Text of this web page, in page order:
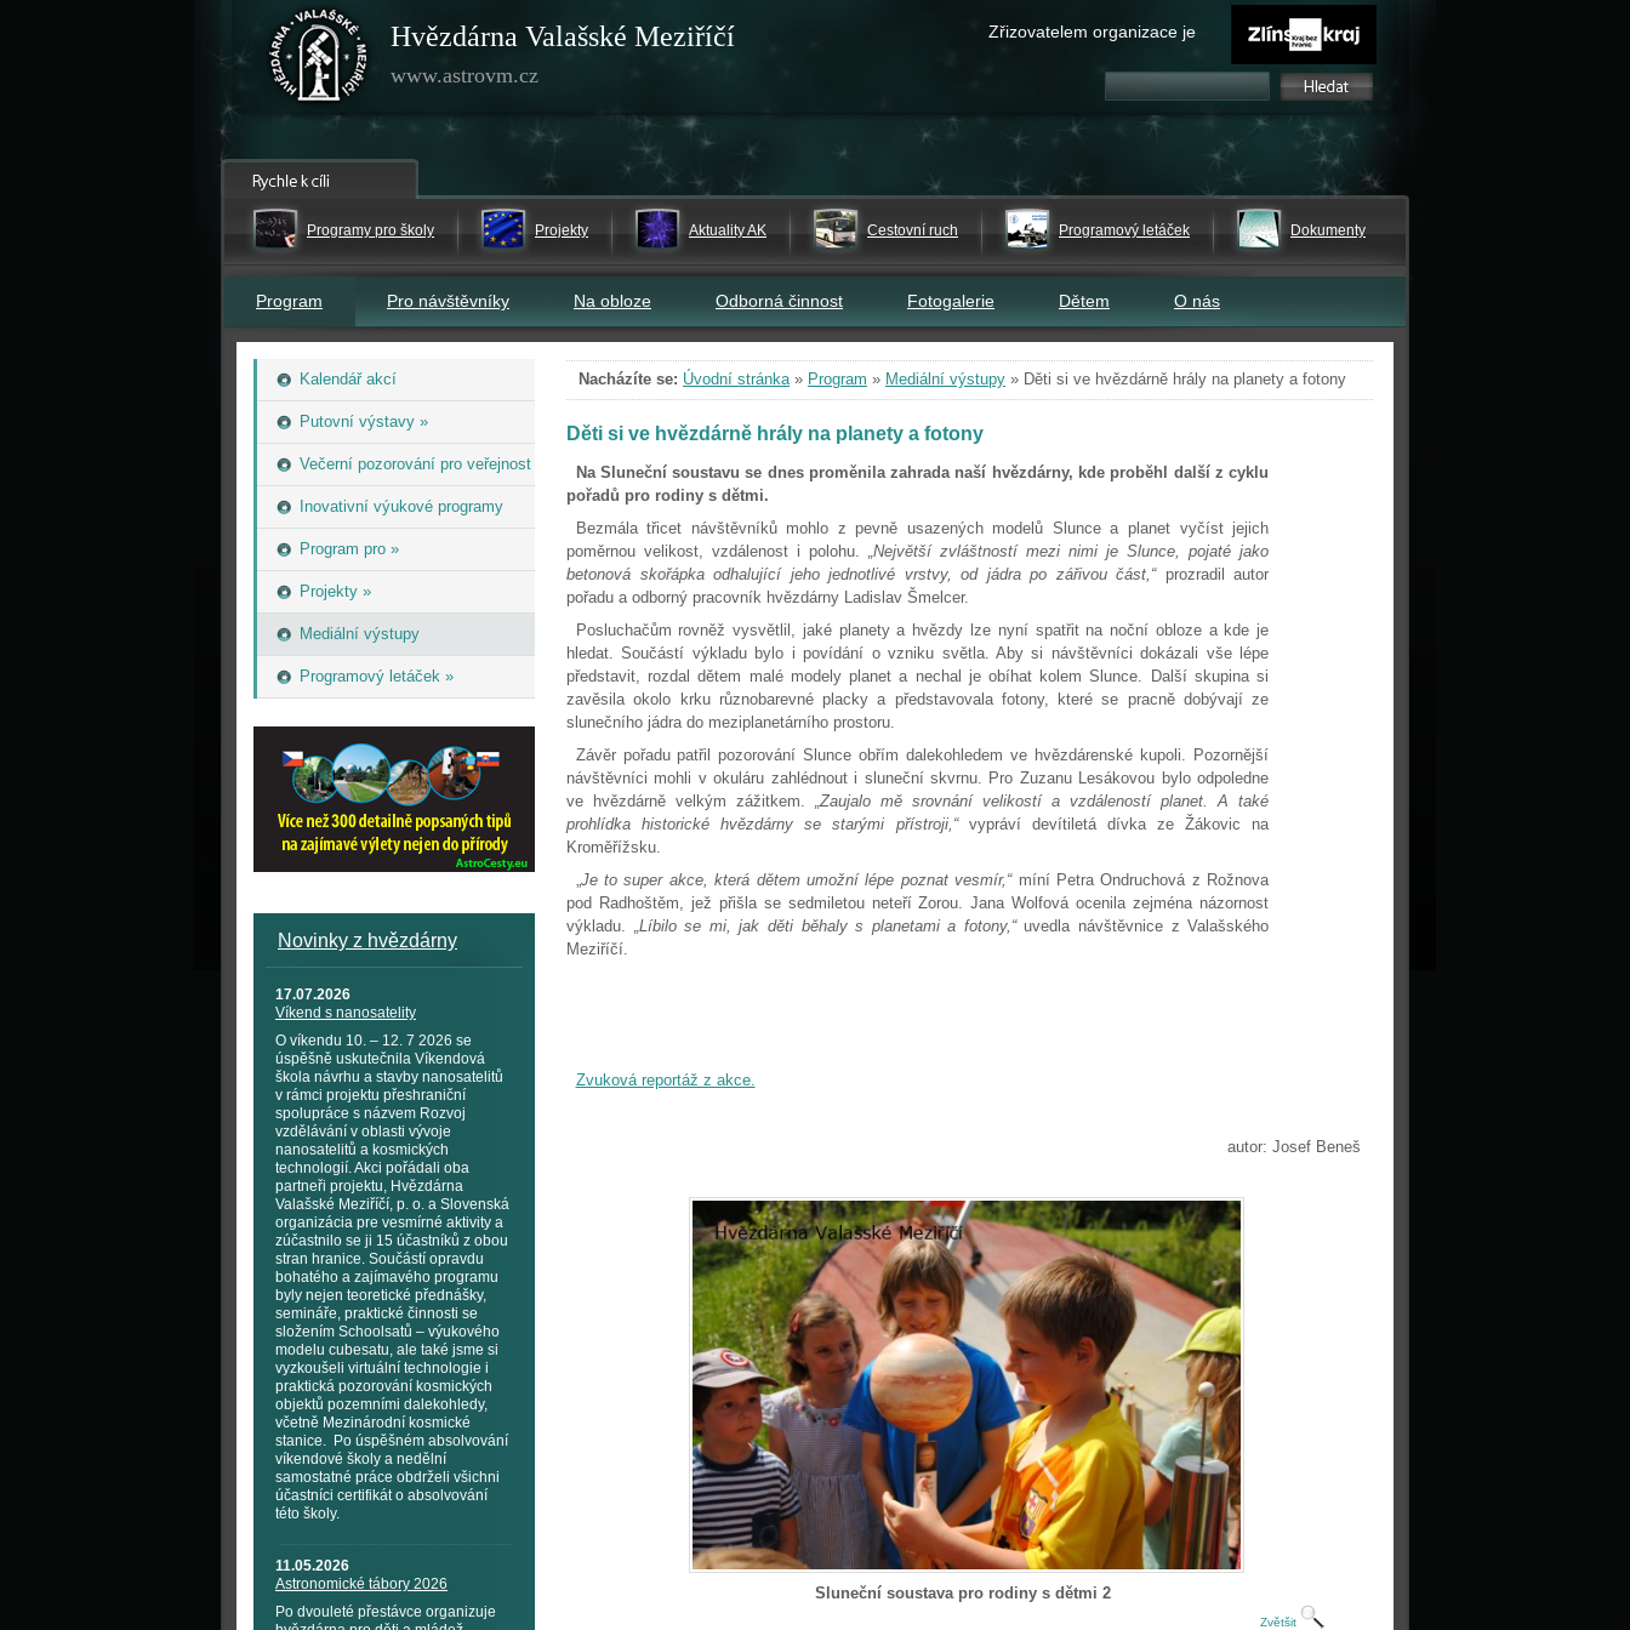
Hvězdárna Valašské Meziříčí
www.astrovm.cz
Zřizovatelem organizace je
Programy pro školy Projekty Aktuality AK Cestovní ruch Programový letáček Dokumenty
Program Pro návštěvníky Na obloze Odborná činnost Fotogalerie Dětem O nás
Kalendář akcí
Putovní výstavy »
Večerní pozorování pro veřejnost
Inovativní výukové programy
Program pro »
Projekty »
Mediální výstupy
Programový letáček »
Novinky z hvězdárny
17.07.2026
Víkend s nanosatelity
O víkendu 10. – 12. 7 2026 se
úspěšně uskutečnila Víkendová
škola návrhu a stavby nanosatelitů
v rámci projektu přeshraniční
spolupráce s názvem Rozvoj
vzdělávání v oblasti vývoje
nanosatelitů a kosmických
technologií. Akci pořádali oba
partneři projektu, Hvězdárna
Valašské Meziříčí, p. o. a Slovenská
organizácia pre vesmírné aktivity a
zúčastnilo se ji 15 účastníků z obou
stran hranice. Součástí opravdu
bohatého a zajímavého programu
byly nejen teoretické přednášky,
semináře, praktické činnosti se
složením Schoolsatů – výukového
modelu cubesatu, ale také jsme si
vyzkoušeli virtuální technologie i
praktická pozorování kosmických
objektů pozemními dalekohledy,
včetně Mezinárodní kosmické
stanice. Po úspěšném absolvování
víkendové školy a nedělní
samostatné práce obdrželi všichni
účastníci certifikát o absolvování
této školy.
11.05.2026
Astronomické tábory 2026
Po dvouleté přestávce organizuje
Nacházíte se: Úvodní stránka» Program » Mediální výstupy » Děti si ve hvězdárně hrály na planety a fotony
Děti si ve hvězdárně hrály na planety a fotony
Na Sluneční soustavu se dnes proměnila zahrada naší hvězdárny, kde proběhl další z cyklu
pořadů pro rodiny s dětmi.
Bezmála třicet návštěvníků mohlo z pevně usazených modelů Slunce a planet vyčíst jejich
poměrnou velikost, vzdálenost i polohu.„Největší zvláštností mezi nimi je Slunce, pojaté jako
betonová skořápka odhalující jeho jednotlivé vrstvy, od jádra po zářivou část,“prozradil autor
pořadu a odborný pracovník hvězdárny Ladislav Šmelcer.
Posluchačům rovněž vysvětlil, jaké planety a hvězdy lze nyní spatřit na noční obloze a kde je
hledat. Součástí výkladu bylo i povídání o vzniku světla. Aby si návštěvníci dokázali vše lépe
představit, rozdal dětem malé modely planet a nechal je obíhat kolem Slunce. Další skupina si
zavěsila okolo krku různobarevné placky a představovala fotony, které se pracně dobývají ze
slunečního jádra do meziplanetárního prostoru.
Závěr pořadu patřil pozorování Slunce obřím dalekohledem ve hvězdárenské kupoli. Pozornější
návštěvníci mohli v okuláru zahlédnout i sluneční skvrnu. Pro Zuzanu Lesákovou bylo odpoledne
ve hvězdárně velkým zážitkem.„Zaujalo mě srovnání velikostí a vzdáleností planet. A také
prohlídka historické hvězdárny se starými přístroji,“vypráví devítiletá dívka ze Žákovic na
Kroměřížsku.
„Je to super akce, která dětem umožní lépe poznat vesmír,“míní Petra Ondruchová z Rožnova
pod Radhoštěm, jež přišla se sedmiletou neteří Zorou. Jana Wolfová ocenila zejména názornost
výkladu. „Líbilo se mi, jak děti běhaly s planetami a fotony,“uvedla návštěvnice z Valašského
Meziříčí.
Zvuková reportáž z akce.
autor: Josef Beneš
Sluneční soustava pro rodiny s dětmi 2
Zvětšit